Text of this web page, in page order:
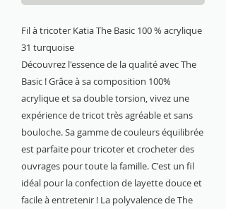
Fil à tricoter Katia The Basic 100 % acrylique
31 turquoise
Découvrez l'essence de la qualité avec The
Basic ! Grâce à sa composition 100%
acrylique et sa double torsion, vivez une
expérience de tricot très agréable et sans
bouloche. Sa gamme de couleurs équilibrée
est parfaite pour tricoter et crocheter des
ouvrages pour toute la famille. C'est un fil
idéal pour la confection de layette douce et
facile à entretenir ! La polyvalence de The